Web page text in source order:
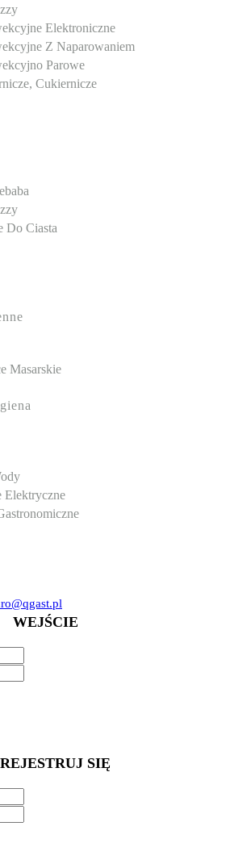
Elektroniczne
Z Naparowaniem
Parowe
Cukiernicze
Do Ciasta
Masarskie
Elektryczne
WEJŚCIE
SIĘ